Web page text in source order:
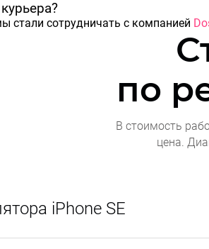
стали сотрудничать с компанией
по
В стоимость
цена.
iPhone SE